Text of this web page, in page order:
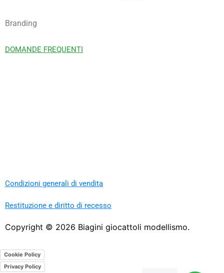
Branding
DOMANDE FREQUENTI
Condizioni generali di vendita
Restituzione e diritto di recesso
Copyright © 2026 Biagini giocattoli modellismo.
Cookie Policy
Privacy Policy